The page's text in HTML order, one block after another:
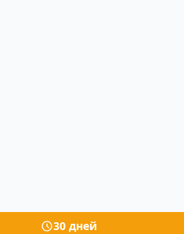
30 дней